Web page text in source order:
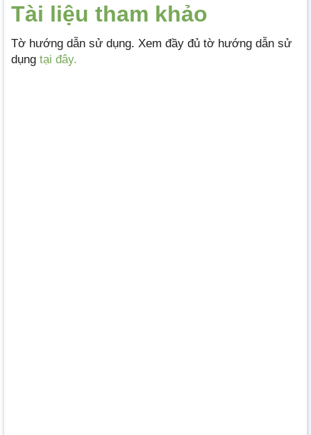
Tài liệu tham khảo
Tờ hướng dẫn sử dụng. Xem đầy đủ tờ hướng dẫn sử
dụng tại đây.